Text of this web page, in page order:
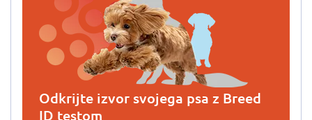
Odkrijte izvor svojega psa z Breed
ID testom